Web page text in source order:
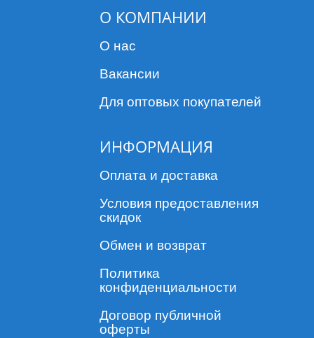
О КОМПАНИИ
О нас
Вакансии
Для оптовых покупателей
ИНФОРМАЦИЯ
Оплата и доставка
Условия предоставления
скидок
Обмен и возврат
Политика
конфиденциальности
Договор публичной
оферты